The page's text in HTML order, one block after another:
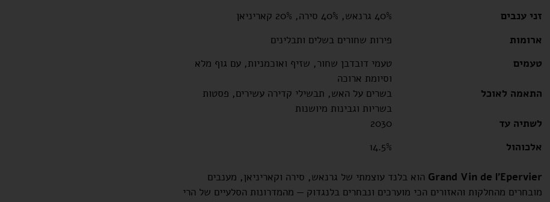
זני ענבים
40% גרנאש, 40% סירה, 20% קאריניאן
ארומות
פירות שחורים בשלים ותבלינים
טעמים
טעמי דובדבן שחור, שזיף ואוכמניות, עם גוף מלא
וסיומת ארוכה
התאמה לאוכל
בשרים על האש, תבשילי קדירה עשירים, פסטות
בשריות וגבינות מיושנות
לשתיה עד
2030
אלכוהול
14.5%
Grand Vin de l’Epervier הוא בלנד עוצמתי של גרנאש, סירה וקאריניאן, מענבים
מובחרים מהחלקות והאזורים הכי מוערכים ונבחרים בלנגדוק — מהמדרונות הסלעיים של הרי